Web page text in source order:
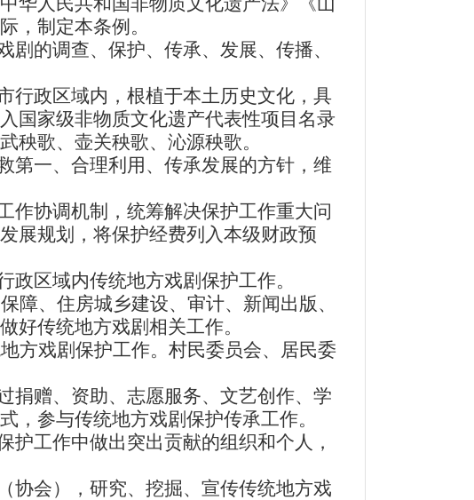
，制定本条例。
的调查、保护、传承、发展、传播、
行政区域内，根植于本土历史文化，具
国家级非物质文化遗产代表性项目名录
秧歌、壶关秧歌、沁源秧歌。
第一、合理利用、传承发展的方针，维
作协调机制，统筹解决保护工作重大问
展规划，将保护经费列入本级财政预
区域内传统地方戏剧保护工作。
障、住房城乡建设、审计、新闻出版、
好传统地方戏剧相关工作。
方戏剧保护工作。村民委员会、居民委
捐赠、资助、志愿服务、文艺创作、学
，参与传统地方戏剧保护传承工作。
工作中做出突出贡献的组织和个人，
协会），研究、挖掘、宣传传统地方戏